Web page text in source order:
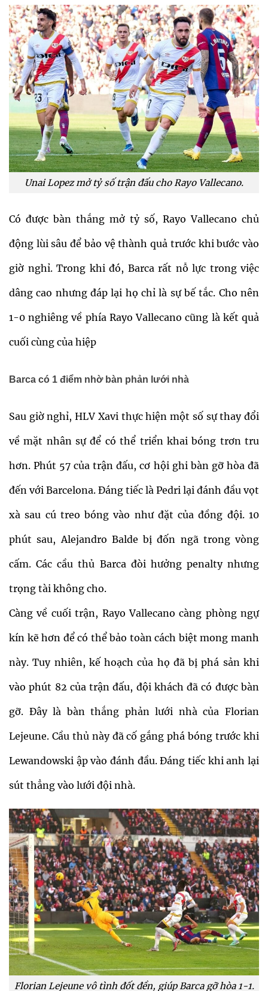
Unai Lopez mở tỷ số trận đấu cho Rayo Vallecano.
Có được bàn thắng mở tỷ số, Rayo Vallecano chủ
động lùi sâu để bảo vệ thành quả trước khi bước vào
giờ nghỉ. Trong khi đó, Barca rất nỗ lực trong việc
dâng cao nhưng đáp lại họ chỉ là sự bế tắc. Cho nên
1-0 nghiêng về phía Rayo Vallecano cũng là kết quả
cuối cùng của hiệp
Barca có 1 điểm nhờ bàn phản lưới nhà
Sau giờ nghỉ, HLV Xavi thực hiện một số sự thay đổi
về mặt nhân sự để có thể triển khai bóng trơn tru
hơn. Phút 57 của trận đấu, cơ hội ghi bàn gỡ hòa đã
đến với Barcelona. Đáng tiếc là Pedri lại đánh đầu vọt
xà sau cú treo bóng vào như đặt của đồng đội. 10
phút sau, Alejandro Balde bị đốn ngã trong vòng
cấm. Các cầu thủ Barca đòi hưởng penalty nhưng
trọng tài không cho.
Càng về cuối trận, Rayo Vallecano càng phòng ngự
kín kẽ hơn để có thể bảo toàn cách biệt mong manh
này. Tuy nhiên, kế hoạch của họ đã bị phá sản khi
vào phút 82 của trận đấu, đội khách đã có được bàn
gỡ. Đây là bàn thắng phản lưới nhà của Florian
Lejeune. Cầu thủ này đã cố gắng phá bóng trước khi
Lewandowski ập vào đánh đầu. Đáng tiếc khi anh lại
sút thẳng vào lưới đội nhà.
Florian Lejeune vô tình đốt đền, giúp Barca gỡ hòa 1-1.